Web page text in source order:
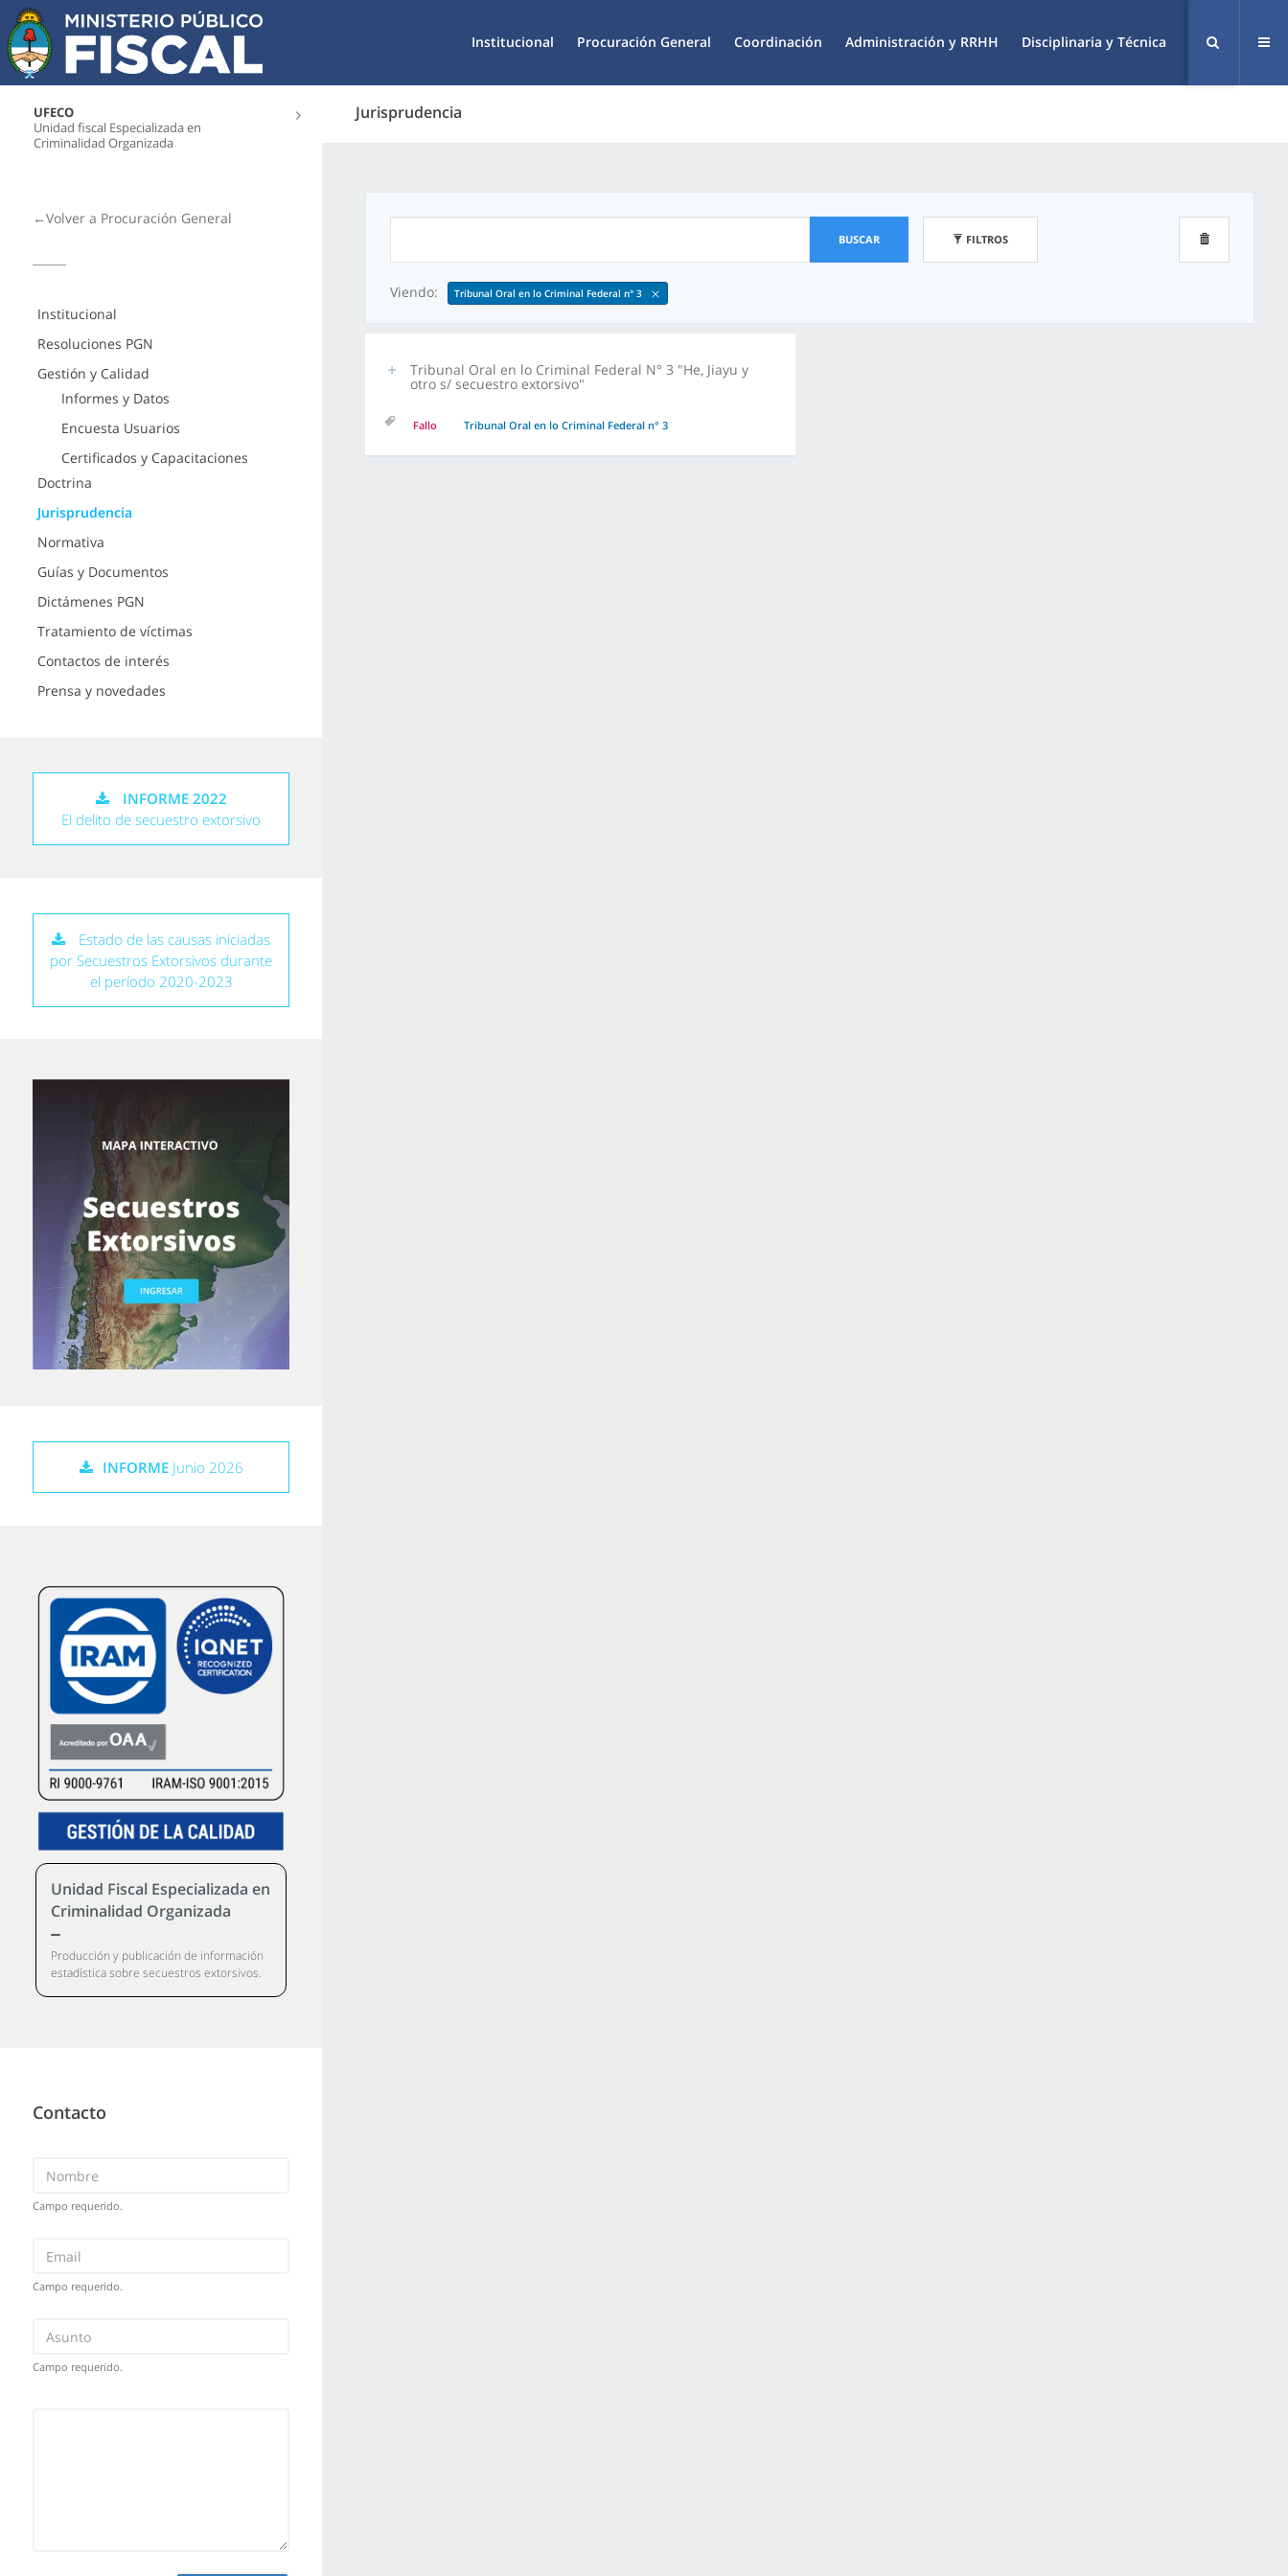
Institucional Procuración General Coordinación Administración y RRHH Disciplinaria y Técnica
UFECO
Unidad fiscal Especializada en
Criminalidad Organizada
Jurisprudencia
←Volver a Procuración General
Institucional
Resoluciones PGN
Gestión y Calidad
Informes y Datos
Encuesta Usuarios
Certificados y Capacitaciones
Doctrina
Jurisprudencia
Normativa
Guías y Documentos
Dictámenes PGN
Tratamiento de víctimas
Contactos de interés
Prensa y novedades
INFORME 2022
El delito de secuestro extorsivo
Estado de las causas iniciadas
por Secuestros Extorsivos durante
el período 2020-2023
INFORMEJunio 2026
Unidad Fiscal Especializada en
Criminalidad Organizada
Producción y publicación de información
estadística sobre secuestros extorsivos.
Contacto
Campo requerido.
Campo requerido.
Campo requerido.
BUSCAR FILTROS
Viendo: Tribunal Oral en lo Criminal Federal n° 3
Tribunal Oral en lo Criminal Federal N° 3 "He, Jiayu y
otro s/ secuestro extorsivo"
Fallo Tribunal Oral en lo Criminal Federal n° 3